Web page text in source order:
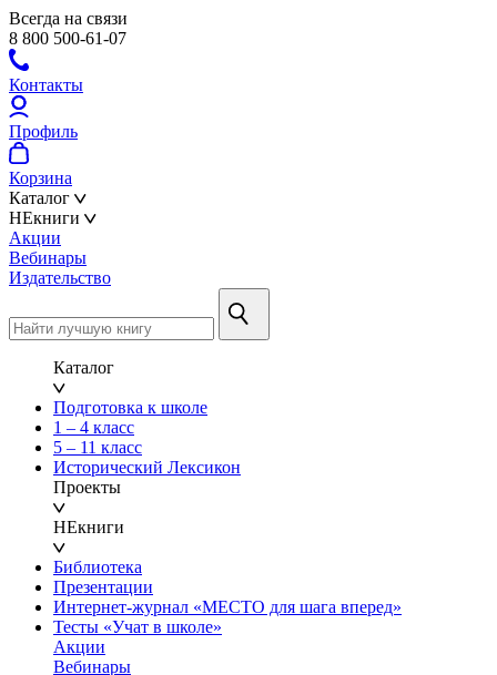
Всегда на связи
8 800 500-61-07
Контакты
Профиль
Корзина
Каталог
НЕкниги
Акции
Вебинары
Издательство
Каталог
Подготовка к школе
1 – 4 класс
5 – 11 класс
Исторический Лексикон
Проекты
НЕкниги
Библиотека
Презентации
Интернет-журнал «МЕСТО для шага вперед»
Тесты «Учат в школе»
Акции
Вебинары